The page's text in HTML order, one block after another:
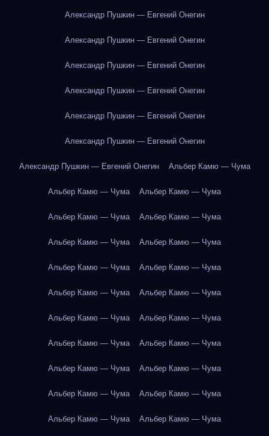
Александр Пушкин — Евгений Онегин
Александр Пушкин — Евгений Онегин
Александр Пушкин — Евгений Онегин
Александр Пушкин — Евгений Онегин
Александр Пушкин — Евгений Онегин
Александр Пушкин — Евгений Онегин
Александр Пушкин — Евгений Онегин Альбер Камю — Чума
Альбер Камю — Чума Альбер Камю — Чума
Альбер Камю — Чума Альбер Камю — Чума
Альбер Камю — Чума Альбер Камю — Чума
Альбер Камю — Чума Альбер Камю — Чума
Альбер Камю — Чума Альбер Камю — Чума
Альбер Камю — Чума Альбер Камю — Чума
Альбер Камю — Чума Альбер Камю — Чума
Альбер Камю — Чума Альбер Камю — Чума
Альбер Камю — Чума Альбер Камю — Чума
Альбер Камю — Чума Альбер Камю — Чума